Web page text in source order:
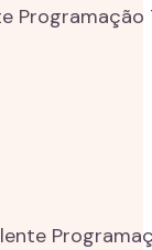
Programação